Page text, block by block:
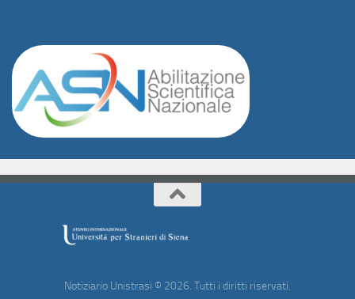
Notiziario Unistrasi © 2026. Tutti i diritti riservati.